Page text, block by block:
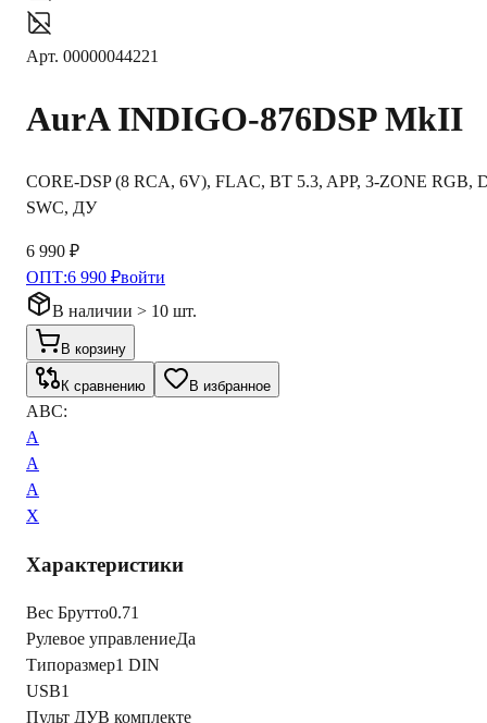
Арт. 00000044221
AurA INDIGO-876DSP MkII
CORE-DSP (8 RCA, 6V), FLAC, BT 5.3, APP, 3-ZONE RGB,
SWC, ДУ
6 990 ₽
ОПТ:6 990 ₽войти
В наличии > 10 шт.
В корзину
К сравнению В избранное
ABC:
A
A
A
X
Характеристики
Вес Брутто0.71
Рулевое управлениеДа
Типоразмер1 DIN
USB1
Пульт ДУВ комплекте